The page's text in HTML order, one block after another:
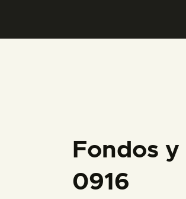
Fondos
0916